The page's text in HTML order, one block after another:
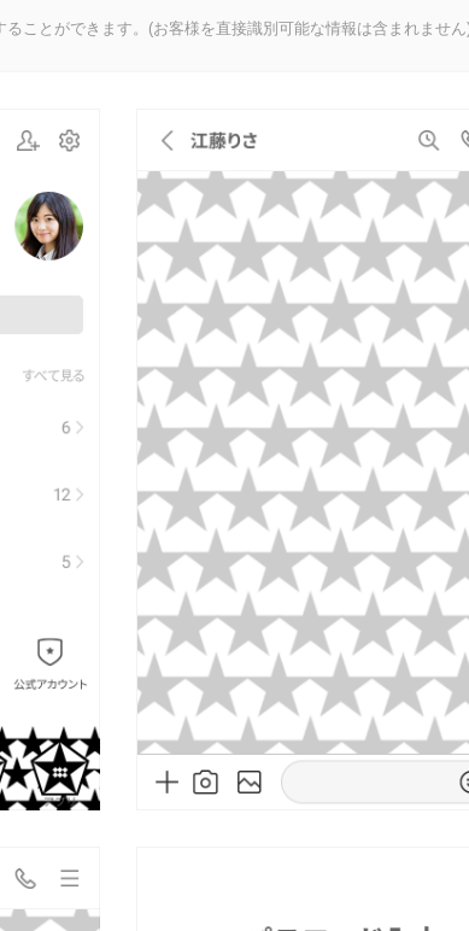
ことができます。(お客様を直接識別可能な情報は含まれません